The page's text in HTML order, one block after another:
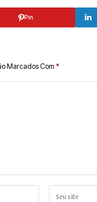
Pin
Marcados Com *